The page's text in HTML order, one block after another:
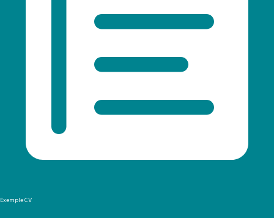
Exemple CV